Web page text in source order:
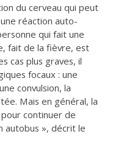
du cerveau qui peut
réaction auto-
qui fait une
fait de la fièvre, est
cas plus graves, il
focaux : une
convulsion, la
Mais en général, la
continuer de
autobus », décrit le